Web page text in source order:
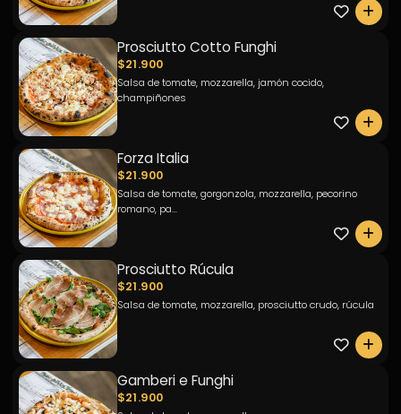
0
Prosciutto Cotto Funghi
$21.900
Salsa de tomate, mozzarella, jamón cocido,
champiñones
0
Forza Italia
$21.900
Salsa de tomate, gorgonzola, mozzarella, pecorino
romano, pa...
0
Prosciutto Rúcula
$21.900
Salsa de tomate, mozzarella, prosciutto crudo, rúcula
0
Gamberi e Funghi
$21.900